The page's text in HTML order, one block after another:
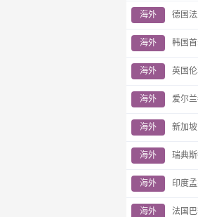
海外 德国
海外 韩国
海外 英国
海外 爱尔
海外 新加坡
海外 瑞典
海外 印度
海外 法国